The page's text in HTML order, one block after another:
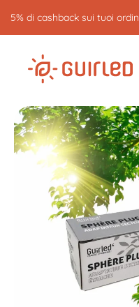
Reso gratuito entro 30 giorni